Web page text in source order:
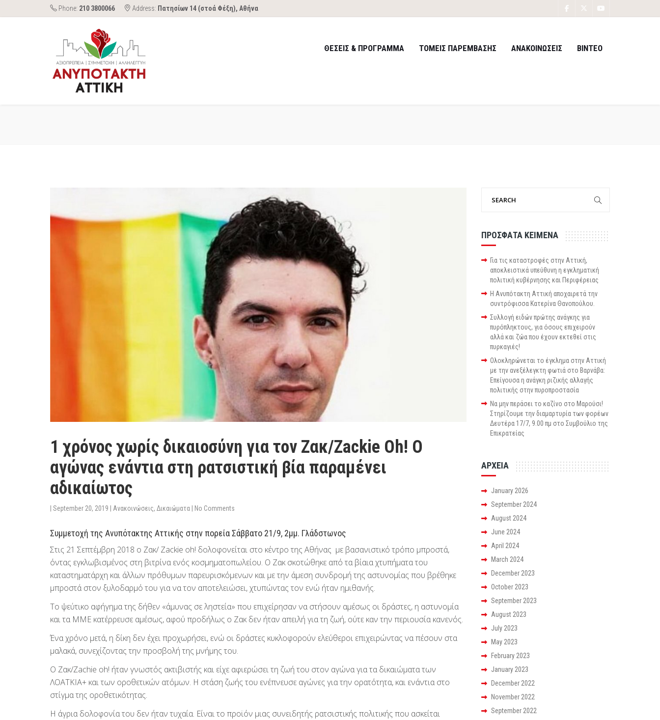
Phone: 210 3800066 Address: Πατησίων 14 (στοά Φέξη), Αθήνα
ΘΕΣΕΙΣ & ΠΡΟΓΡΑΜΜΑ ΤΟΜΕΙΣ ΠΑΡΕΜΒΑΣΗΣ ΑΝΑΚΟΙΝΩΣΕΙΣ ΒΙΝΤΕΟ
1 χρόνος χωρίς δικαιοσύνη για τον Ζακ/Zackie Oh! Ο
αγώνας ενάντια στη ρατσιστική βία παραμένει
αδικαίωτος
| September 20, 2019 | Ανακοινώσεις, Δικαιώματα | No Comments
Συμμετοχή της Ανυπότακτης Αττικής στην πορεία Σάββατο 21/9, 2μμ. Γλάδστωνος
Στις 21 Σεπτέμβρη 2018 ο Ζακ/ Zackie oh! δολοφονείται στο κέντρο της Αθήνας με βασανιστικό τρόπο μπροστά,
όντας εγκλωβισμένος στη βιτρίνα ενός κοσμηματοπωλείου. Ο Ζακ σκοτώθηκε από τα βίαια χτυπήματα του
καταστηματάρχη και άλλων πρόθυμων παρευρισκόμενων και με την άμεση συνδρομή της αστυνομίας που βρέθηκε
μπροστά στον ξυλοδαρμό του για να τον αποτελειώσει, χτυπώντας τον ενώ ήταν ημιθανής.
Το ψεύτικο αφήγημα της δήθεν «άμυνας σε ληστεία» που επιχείρησαν να στήσουν αμέσως οι δράστες, η αστυνομία
και τα ΜΜΕ κατέρρευσε αμέσως, αφού προδήλως ο Ζακ δεν ήταν απειλή για τη ζωή, ούτε καν την περιουσία κανενός.
Ένα χρόνο μετά, η δίκη δεν έχει προχωρήσει, ενώ οι δράστες κυκλοφορούν ελεύθεροι επιχειρώντας να πέσουν στα
μαλακά, συνεχίζοντας την προσβολή της μνήμης του.
Ο Ζακ/Zachie oh! ήταν γνωστός ακτιβιστής και είχε αφιερώσει τη ζωή του στον αγώνα για τα δικαιώματα των
ΛΟΑΤΚΙΑ+ και των οροθετικών ατόμων. Η στάση ζωής του ενέπνευσε αγώνες για την ορατότητα, και ενάντια στο
στίγμα της οροθετικότητας.
Η άγρια δολοφονία του δεν ήταν τυχαία. Είναι το προϊόν μιας συνειδητής ρατσιστικής πολιτικής που ασκείται
ΠΡΟΣΦΑΤΑ ΚΕΙΜΕΝΑ
Για τις καταστροφές στην Αττική,
αποκλειστικά υπεύθυνη η εγκληματική
πολιτική κυβέρνησης και Περιφέρειας
Η Ανυπότακτη Αττική αποχαιρετά την
συντρόφισσα Κατερίνα Θανοπούλου.
Συλλογή ειδών πρώτης ανάγκης για
πυρόπληκτους, για όσους επιχειρούν
αλλά και ζώα που έχουν εκτεθεί στις
πυρκαγιές!
Ολοκληρώνεται το έγκλημα στην Αττική
με την ανεξέλεγκτη φωτιά στο Βαρνάβα:
Επείγουσα η ανάγκη ριζικής αλλαγής
πολιτικής στην πυροπροστασία
Να μην περάσει το καζίνο στο Μαρούσι!
Στηρίζουμε την διαμαρτυρία των φορέων
Δευτέρα 17/7, 9.00 πμ στο Συμβούλιο της
Επικρατείας
ΑΡΧΕΙΑ
January 2026
September 2024
August 2024
June 2024
April 2024
March 2024
December 2023
October 2023
September 2023
August 2023
July 2023
May 2023
February 2023
January 2023
December 2022
November 2022
September 2022